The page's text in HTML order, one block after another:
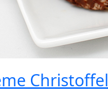
Christoffel